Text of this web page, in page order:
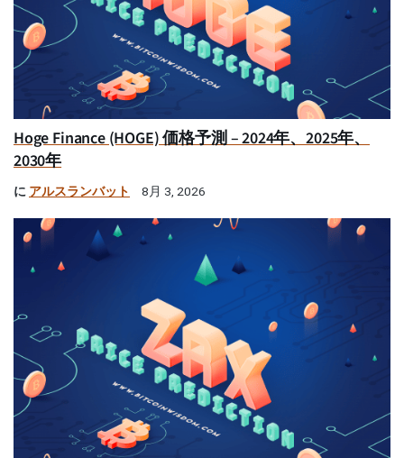
Hoge Finance (HOGE) 価格予測 – 2024年、2025年、
2030年
に アルスランバット 8月 3, 2026